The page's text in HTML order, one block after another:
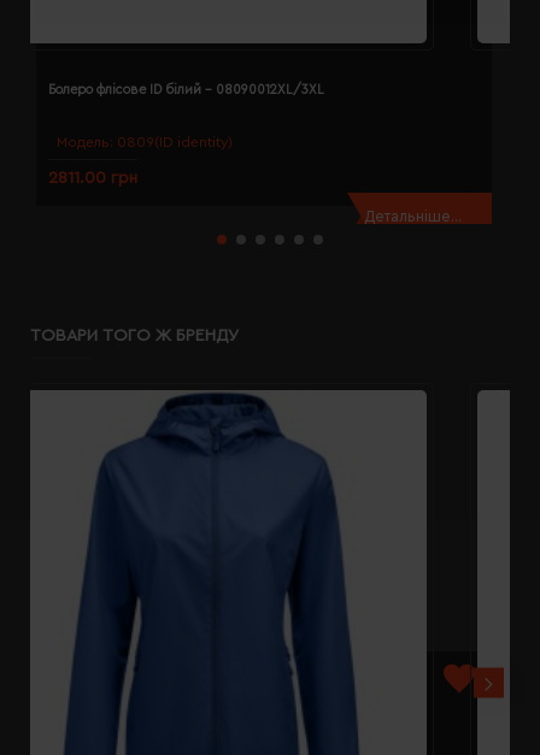
Модель: 0809(ID identity)
Болеро флісове ID білий - 08090012XL/3XL
2811.00 грн
Детальніше...
ТОВАРИ ТОГО Ж БРЕНДУ